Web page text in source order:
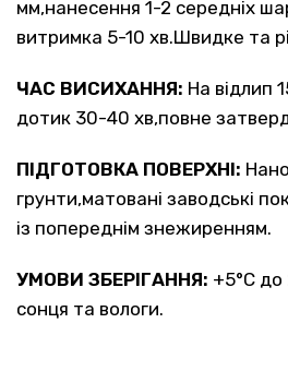
мм,нанесення 1-2 середніх
витримка 5-10 хв.Швидке та
ЧАС ВИСИХАННЯ: На відлип
дотик 30-40 хв,повне
ПІДГОТОВКА ПОВЕРХНІ:
грунти,матовані заводські
із попереднім знежиренням.
УМОВИ ЗБЕРІГАННЯ: +5°C
сонця та вологи.